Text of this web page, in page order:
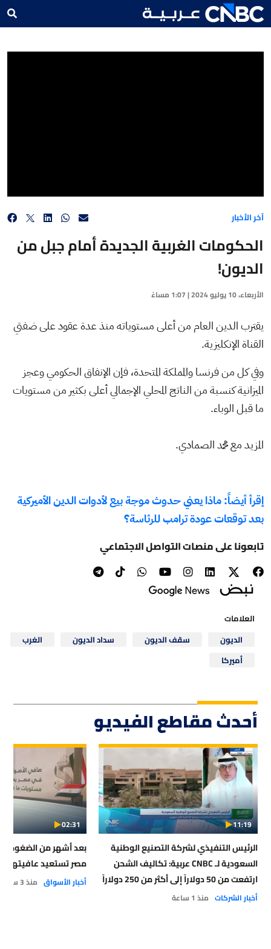
آخر الأخبار
الحكومات الغربية الجديدة أمام جبل من
الديون!
الأربعاء، 10 يوليو 2024 | 1:07 مساءً
يقترب الدين العام من أعلى مستوياته منذ عدة عقود على ضفتي
القناة الإنكليزية.
وفي كل من فرنسا والمملكة المتحدة، فإن الإنفاق الحكومي وعجز
الميزانية كنسبة من الناتج المحلي الإجمالي أعلى بكثير من مستويات
ما قبل الوباء.
المزيد مع محمد الصمادي.
إقرأ أيضاً: ماذا يعني حدوث موجة بيع لأدوات الدين الأميركية
بعد توقعات عودة ترامب للرئاسة؟
تابعونا على منصات التواصل الاجتماعي
العلامات
الديون
سقف الديون سداد الديون
الغرب
أميركا
أحدث مقاطع الفيديو
11:19
الرئيس التنفيذي لشركة التصنيع الوطنية
السعودية لـ CNBC عربية: تكاليف الشحن
ارتفعت من 50 دولاراً إلى أكثر من 250 دولاراً
في بعض القطاعات
أخبار الشركات منذ 1 ساعة
02:31
بعد أشهر من الضغوط..
مصر تستعيد عافيتها
أخبار الأسواق منذ 3 ساعات